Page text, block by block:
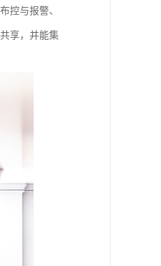
控与报警、
享，并能集